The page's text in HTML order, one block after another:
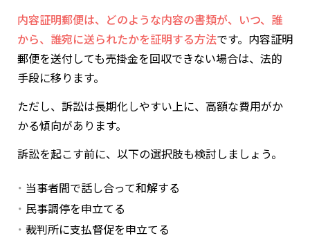
内容証明郵便は、どのような内容の書類が、いつ、誰
から、誰宛に送られたかを証明する方法です。内容証明
郵便を送付しても売掛金を回収できない場合は、法的
手段に移ります。
ただし、訴訟は長期化しやすい上に、高額な費用がか
かる傾向があります。
訴訟を起こす前に、以下の選択肢も検討しましょう。
当事者間で話し合って和解する
民事調停を申立てる
裁判所に支払督促を申立てる